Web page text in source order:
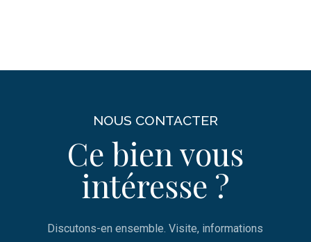
NOUS CONTACTER
Ce bien vous
intéresse ?
Discutons-en ensemble. Visite, informations